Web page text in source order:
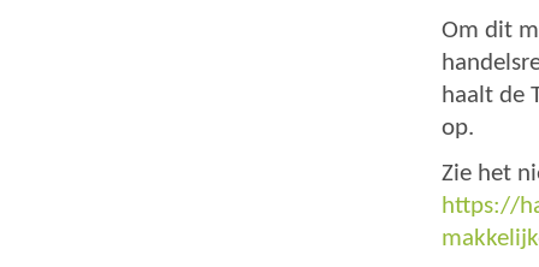
Om dit
haalt de
op.
https://